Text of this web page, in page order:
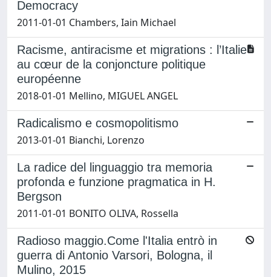
Democracy
2011-01-01 Chambers, Iain Michael
Racisme, antiracisme et migrations : l’Italie
au cœur de la conjoncture politique
européenne
2018-01-01 Mellino, MIGUEL ANGEL
Radicalismo e cosmopolitismo
2013-01-01 Bianchi, Lorenzo
La radice del linguaggio tra memoria
profonda e funzione pragmatica in H.
Bergson
2011-01-01 BONITO OLIVA, Rossella
Radioso maggio.Come l'Italia entrò in
guerra di Antonio Varsori, Bologna, il
Mulino, 2015